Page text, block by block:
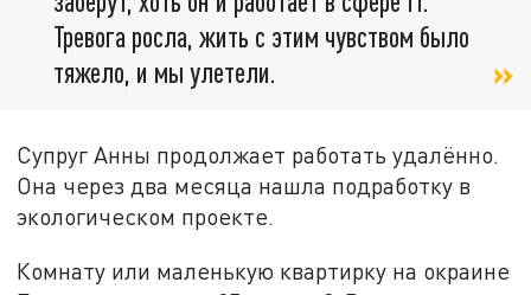
Тревога росла, жить с этим чувством было
тяжело, и мы улетели.
Супруг Анны продолжает работать удалённо.
Она через два месяца нашла подработку в
экологическом проекте.
Комнату или маленькую квартирку на окраине